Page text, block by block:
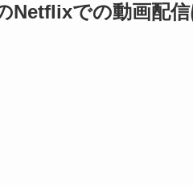
Netflixでの動画配